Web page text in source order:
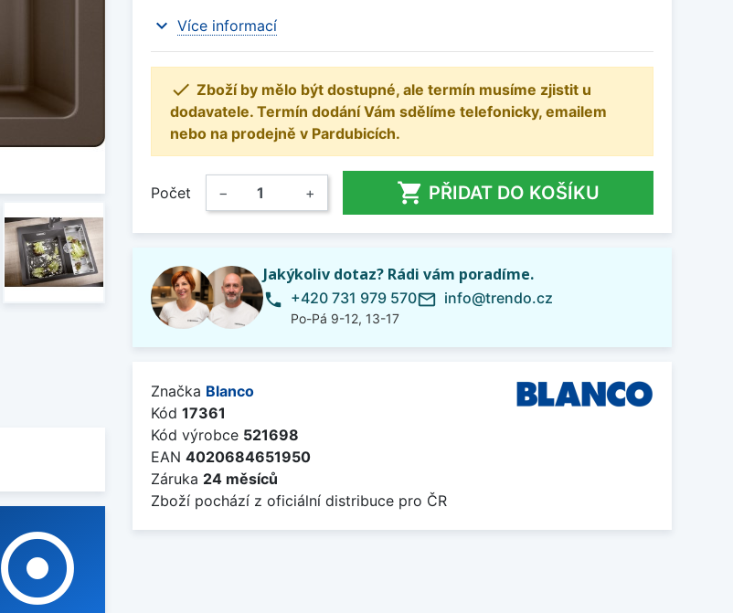
adjust
expand_more Více informací
 Zboží by mělo být dostupné, ale termín musíme zjistit u
dodavatele. Termín dodání Vám sdělíme telefonicky, emailem
nebo na prodejně v Pardubicích.
Počet − +  PŘIDAT DO KOŠÍKU
Jakýkoliv dotaz? Rádi vám poradíme.
phone +420 731 979 570
Po-Pá 9-12, 13-17
mail_outline info@trendo.cz
Značka Blanco
Kód 17361
Kód výrobce 521698
EAN 4020684651950
Záruka 24 měsíců
Zboží pochází z oficiální distribuce pro ČR